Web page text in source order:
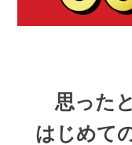
思った
はじめて